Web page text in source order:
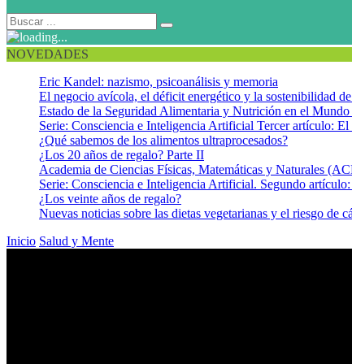
NOVEDADES
Eric Kandel: nazismo, psicoanálisis y memoria
El negocio avícola, el déficit energético y la sostenibilidad
Estado de la Seguridad Alimentaria y Nutrición en el
Serie: Consciencia e Inteligencia Artificial Tercer artículo:
¿Qué sabemos de los alimentos ultraprocesados?
¿Los 20 años de regalo? Parte II
Academia de Ciencias Físicas, Matemáticas y Naturales
Serie: Consciencia e Inteligencia Artificial. Segundo
¿Los veinte años de regalo?
Nuevas noticias sobre las dietas vegetarianas y el riesgo de
Inicio Salud y Mente